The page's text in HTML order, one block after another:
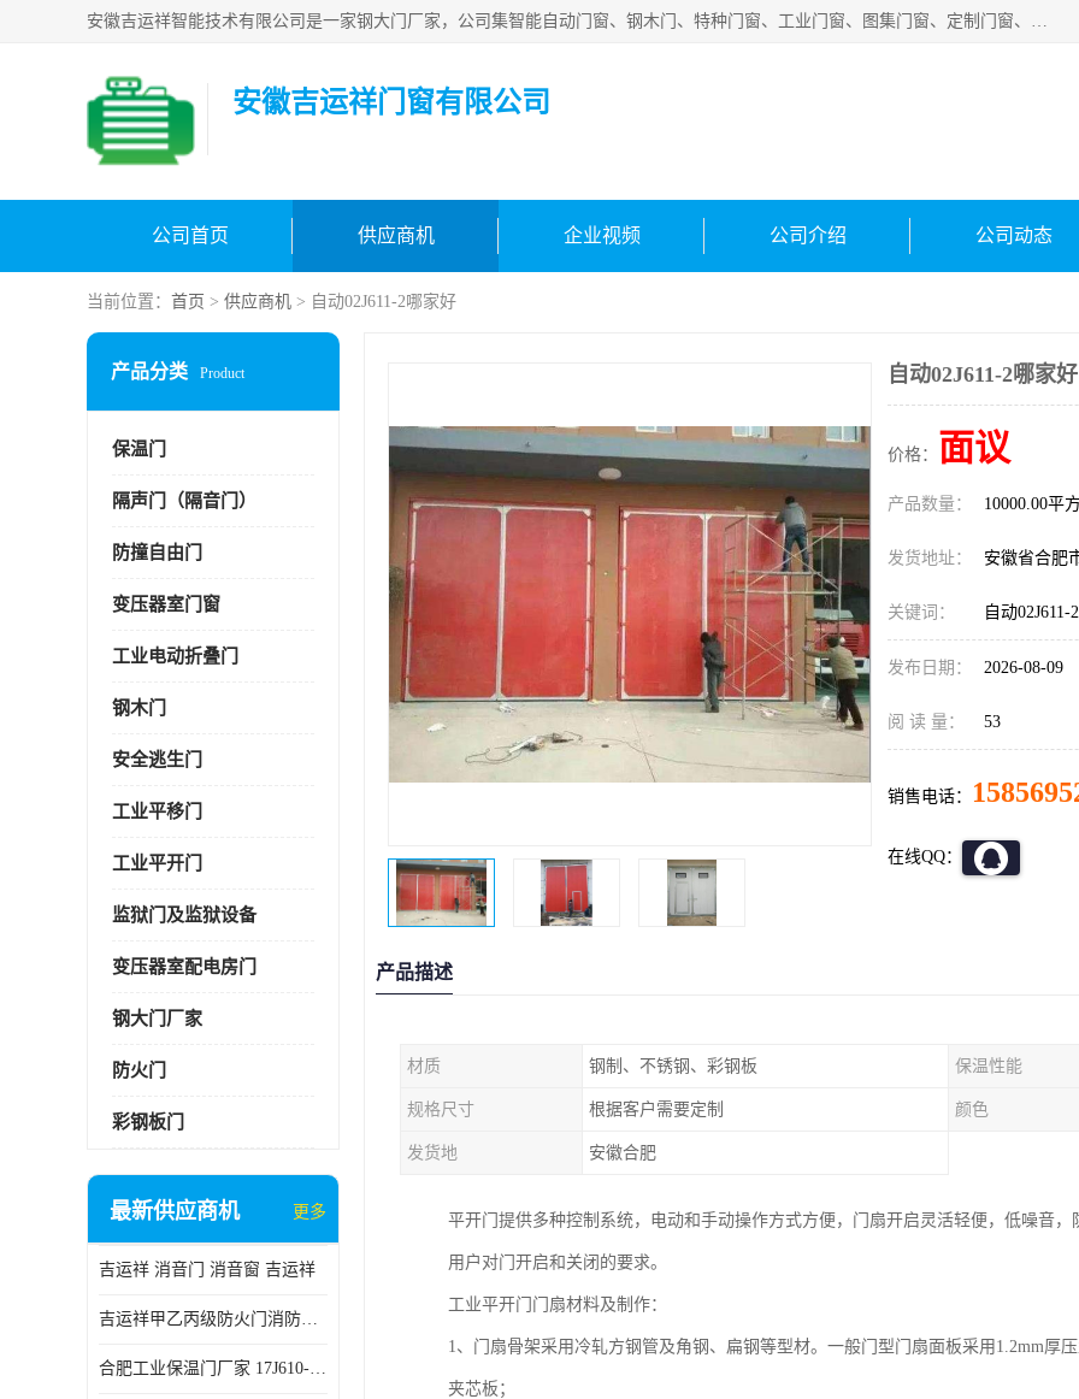
安徽吉运祥智能技术有限公司是一家钢大门厂家，公司集智能自动门窗、钢木门、特种门窗、工业门窗、图集门窗、定制门窗、非标门窗等通道产品的研发设计、制作、安装于一体的综合性、性高新技术企业。
安徽吉运祥门窗有限公司
公司首页 供应商机 企业视频 公司介绍 公司动态
当前位置： 首页 > 供应商机 > 自动02J611-2哪家好
产品分类 Product
保温门
隔声门（隔音门）
防撞自由门
变压器室门窗
工业电动折叠门
钢木门
安全逃生门
工业平移门
工业平开门
监狱门及监狱设备
变压器室配电房门
钢大门厂家
防火门
彩钢板门
最新供应商机 更多
吉运祥 消音门 消音窗 吉运祥
吉运祥甲乙丙级防火门消防门一门一证
合肥工业保温门厂家 17J610-1保温门
自动02J611-2哪家好
价格： 面议
产品数量： 10000.00平
发货地址： 安徽省合肥
关键词： 自动02J611-
发布日期： 2026-08-09
阅 读 量： 53
销售电话：
在线QQ：
产品描述
材质 钢制、不锈钢、彩钢板 保温性能
规格尺寸 根据客户需要定制 颜色
发货地 安徽合肥
平开门提供多种控制系统，电动和手动操作方式方便，门扇开启灵活轻便，低噪音
用户对门开启和关闭的要求。
工业平开门门扇材料及制作：
1、门扇骨架采用冷轧方钢管及角钢、扁钢等型材。一般门型门扇面板采用1.2mm厚
夹芯板；